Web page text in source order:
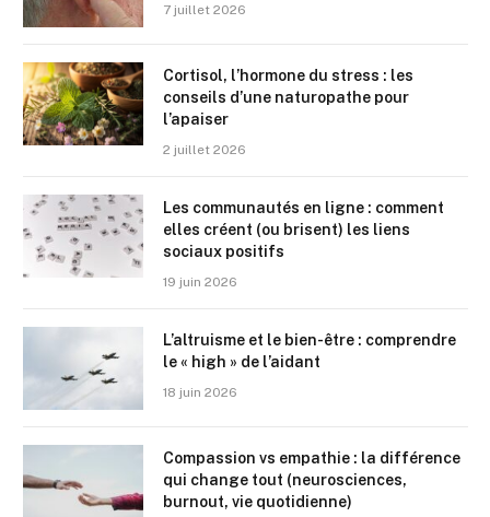
7 juillet 2026
Cortisol, l’hormone du stress : les
conseils d’une naturopathe pour
l’apaiser
2 juillet 2026
Les communautés en ligne : comment
elles créent (ou brisent) les liens
sociaux positifs
19 juin 2026
L’altruisme et le bien-être : comprendre
le « high » de l’aidant
18 juin 2026
Compassion vs empathie : la différence
qui change tout (neurosciences,
burnout, vie quotidienne)